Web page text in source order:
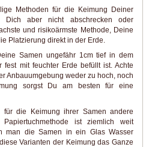
Methoden für die Keimung Deiner
Dich aber nicht abschrecken oder
und risikoärmste Methode, Deine
Platzierung direkt in der Erde.
Samen ungefähr 1cm tief in dem
fest mit feuchter Erde befüllt ist. Achte
Anbauumgebung weder zu hoch, noch
sorgst Du am besten für eine
für die Keimung ihrer Samen andere
ist ziemlich weit
man die Samen in ein Glas Wasser
Varianten der Keimung das Ganze